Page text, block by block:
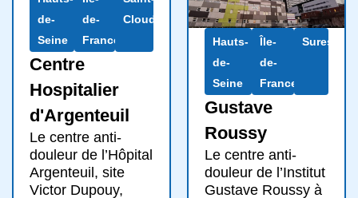
de-
Seine
de-
France
Cloud
Centre
Hospitalier
d'Argenteuil
Le centre anti-
douleur de l’Hôpital
Argenteuil, site
Victor Dupouy,
Hauts-
de-
Seine
Île-
de-
France
Suresnes
Gustave
Roussy
Le centre anti-
douleur de l’Institut
Gustave Roussy à